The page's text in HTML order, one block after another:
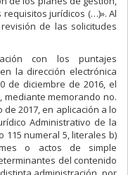
jurídicos (…)». Al
de las solicitudes
con los puntajes
la dirección electrónica
de diciembre de 2016, el
mediante memorando no.
de 2017, en aplicación a lo
Administrativo de la
115 numeral 5, literales b)
o actos de simple
del contenido